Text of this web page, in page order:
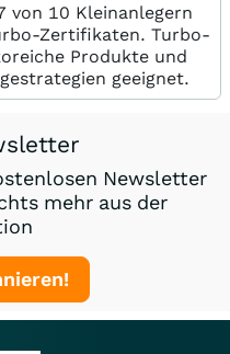
von 10 Kleinanlegern
Zertifikaten. Turbo-
Produkte und
geeignet.
Newsletter
mehr aus der